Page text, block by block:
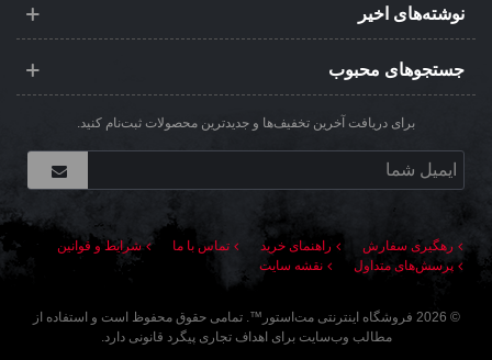
نوشته‌های اخیر
جستجوهای محبوب
برای دریافت آخرین تخفیف‌ها و جدیدترین محصولات ثبت‌نام کنید.
رهگیری سفارش راهنمای خرید تماس با ما
شرایط و قوانین
پرسش‌های متداول
نقشه سایت
©
2026 فروشگاه اینترنتی مت‌استور ™. تمامی حقوق محفوظ است و استفاده از
مطالب وب‌سایت برای اهداف تجاری پیگرد قانونی دارد.